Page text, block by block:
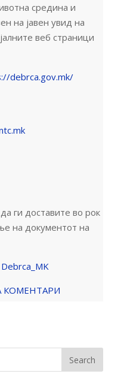
средина и
на јавен увид на
веб страници
debrca.gov.mk/
ги доставите во рок
на документот на
КОМЕНТАРИ